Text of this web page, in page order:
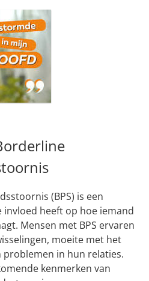
(BPS) is een
invloed heeft op hoe iemand
Mensen met BPS ervaren
moeite met het
in hun relaties.
kenmerken van